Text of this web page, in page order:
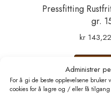
Administrer
For å gi de beste opplevelsene bruker
cookies for å lagre og / eller få tilgang
Pressfitting
gr.
kr 143,22